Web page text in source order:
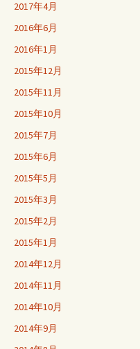
2017年4月
2016年6月
2016年1月
2015年12月
2015年11月
2015年10月
2015年7月
2015年6月
2015年5月
2015年3月
2015年2月
2015年1月
2014年12月
2014年11月
2014年10月
2014年9月